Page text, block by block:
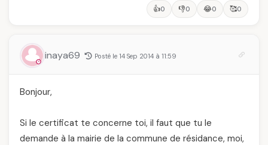
👍0 👎0 😂0 🥰0
inaya69 Posté le 14 Sep 2014 à 11:59
Bonjour,
Si le certificat te concerne toi, il faut que tu le
demande à la mairie de la commune de résidance, moi,